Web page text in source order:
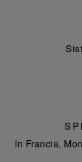
In Francia,